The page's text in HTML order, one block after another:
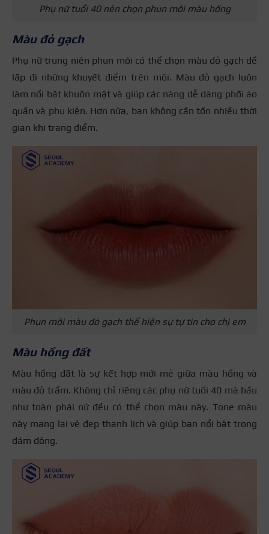
Phụ nữ tuổi 40 nên chọn phun môi màu hồng
Màu đỏ gạch
Phụ nữ trung niên phun môi có thể chọn màu đỏ gạch để
lấp đi những khuyết điểm trên môi. Màu đỏ gạch luôn
làm nổi bật khuôn mặt và giúp các nàng dễ dàng phối áo
quần và phụ kiện. Hơn nữa, bạn không cần tốn nhiều thời
gian khi trang điểm.
Phun môi màu đỏ gạch thể hiện sự tự tin cho chị em
Màu hồng đất
Màu hồng đất là sự kết hợp mới mẻ giữa màu hồng và
màu đỏ trầm. Không chỉ riêng các phụ nữ tuổi 40 mà hầu
như toàn phái nữ đều có thể chọn màu này. Tone màu
này mang lại vẻ đẹp thanh lịch và giúp bạn nổi bật trong
đám đông.